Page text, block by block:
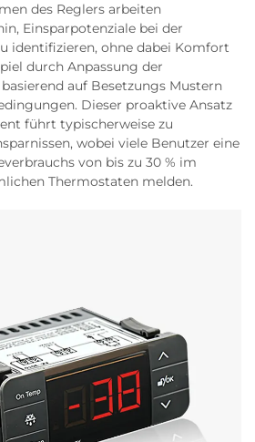
des Reglers arbeiten
Einsparpotenziale bei der
identifizieren, ohne dabei Komfort
durch Anpassung der
auf Besetzungs Mustern
Dieser proaktive Ansatz
führt typischerweise zu
wobei viele Benutzer eine
von bis zu 30 % im
Thermostaten melden.